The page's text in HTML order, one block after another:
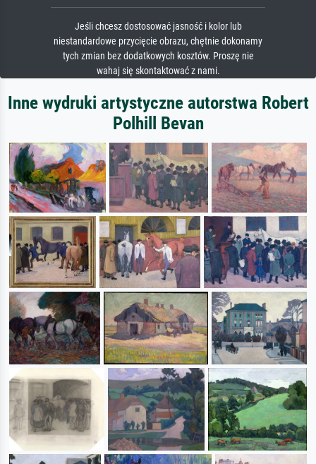
Jeśli chcesz dostosować jasność i kolor lub
niestandardowe przycięcie obrazu, chętnie dokonamy
tych zmian bez dodatkowych kosztów. Proszę nie
wahaj się skontaktować z nami.
Inne wydruki artystyczne autorstwa Robert
Polhill Bevan